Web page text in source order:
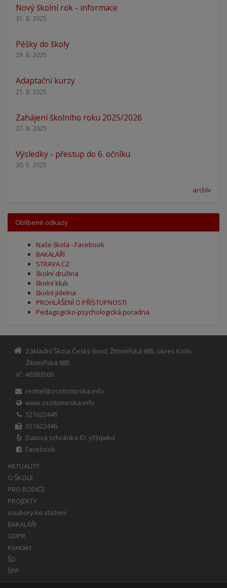
Nový školní rok - informace
31. 8. 2025
Pěšky do školy
29. 8. 2025
Adaptační kurzy
27. 8. 2025
Zahájení školního roku 2025/2026
27. 8. 2025
Výsledky - přestup do 6. očníku
30. 5. 2025
archív
Oblíbené odkazy
Naše škola - Facebook
BAKALÁŘI
STRAVA.CZ
školní družina
školní klub
školní jídelna
PROHLÁŠENÍ O PŘÍSTUPNOSTI
Pedagogicko-psychologická poradna
Základní Škola Český Brod, Žitomířská 885, okres Kolín
Žitomířská 885
IČ
46383506
reditel@zszitomirska.info
www.zszitomirska.info
321622446
321622446
Datová schránka ID: yf3qwkd
Facebook
AKTUALITY
O ŠKOLE
PRO RODIČE
PROJEKTY
soubory ke stažení
BAKALÁŘI
GDPR
Kontakt
ŠD
ŠPP